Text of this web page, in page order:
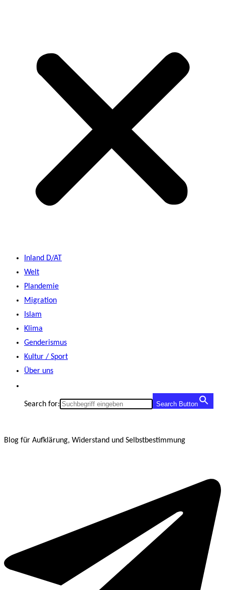
Inland D/AT
Welt
Plandemie
Migration
Islam
Klima
Genderismus
Kultur / Sport
Über uns
Search for: Search Button
Blog für Aufklärung, Widerstand und Selbstbestimmung